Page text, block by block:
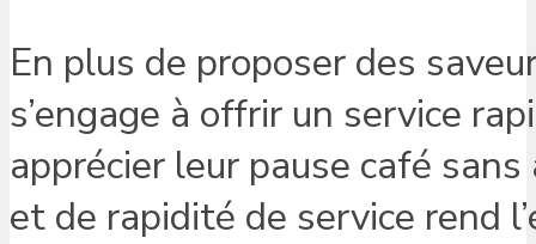
En plus de proposer des
s’engage à offrir un service
apprécier leur pause café
et de rapidité de service rend